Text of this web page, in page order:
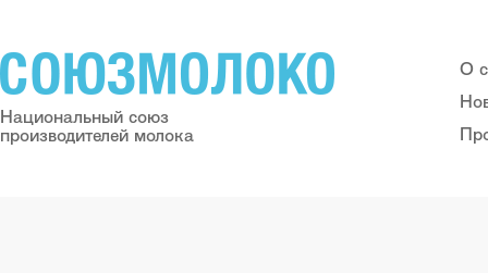
Национальный союз
производителей молока
О